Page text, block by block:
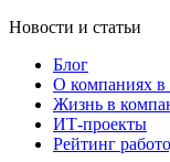
Новости и статьи
Блог
О компаниях в
Жизнь в
ИТ-проекты
Рейтинг